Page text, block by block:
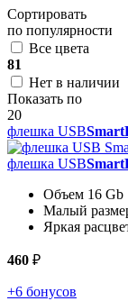
Сортировать
по популярности
Все цвета
81
Нет в наличии
Показать по
20
флешка USB
флешка USB
Объем 16 Gb
Малый
Яркая
460 ₽
+6 бонусов